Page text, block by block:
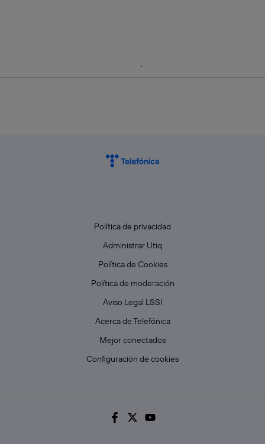
Política de privacidad
Administrar Utiq
Política de Cookies
Política de moderación
Aviso Legal LSSI
Acerca de Telefónica
Mejor conectados
Configuración de cookies